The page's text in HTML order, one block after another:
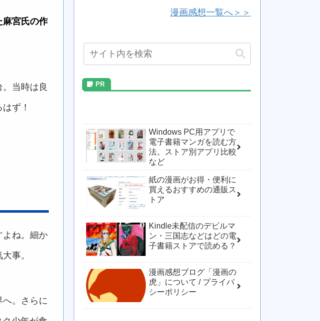
麻宮氏の作
当時は良
ず！
よね。細か
事。
。さらに
漫画感想一覧へ＞＞
Windows PC用アプリで
電子書籍マンガを読む方
法。ストア別アプリ比較
など
紙の漫画がお得・便利に
買えるおすすめの通販ス
トア
Kindle未配信のデビルマ
ン・三国志などはどの電
子書籍ストアで読める？
漫画感想ブログ「漫画の
虎」について / プライバ
シーポリシー